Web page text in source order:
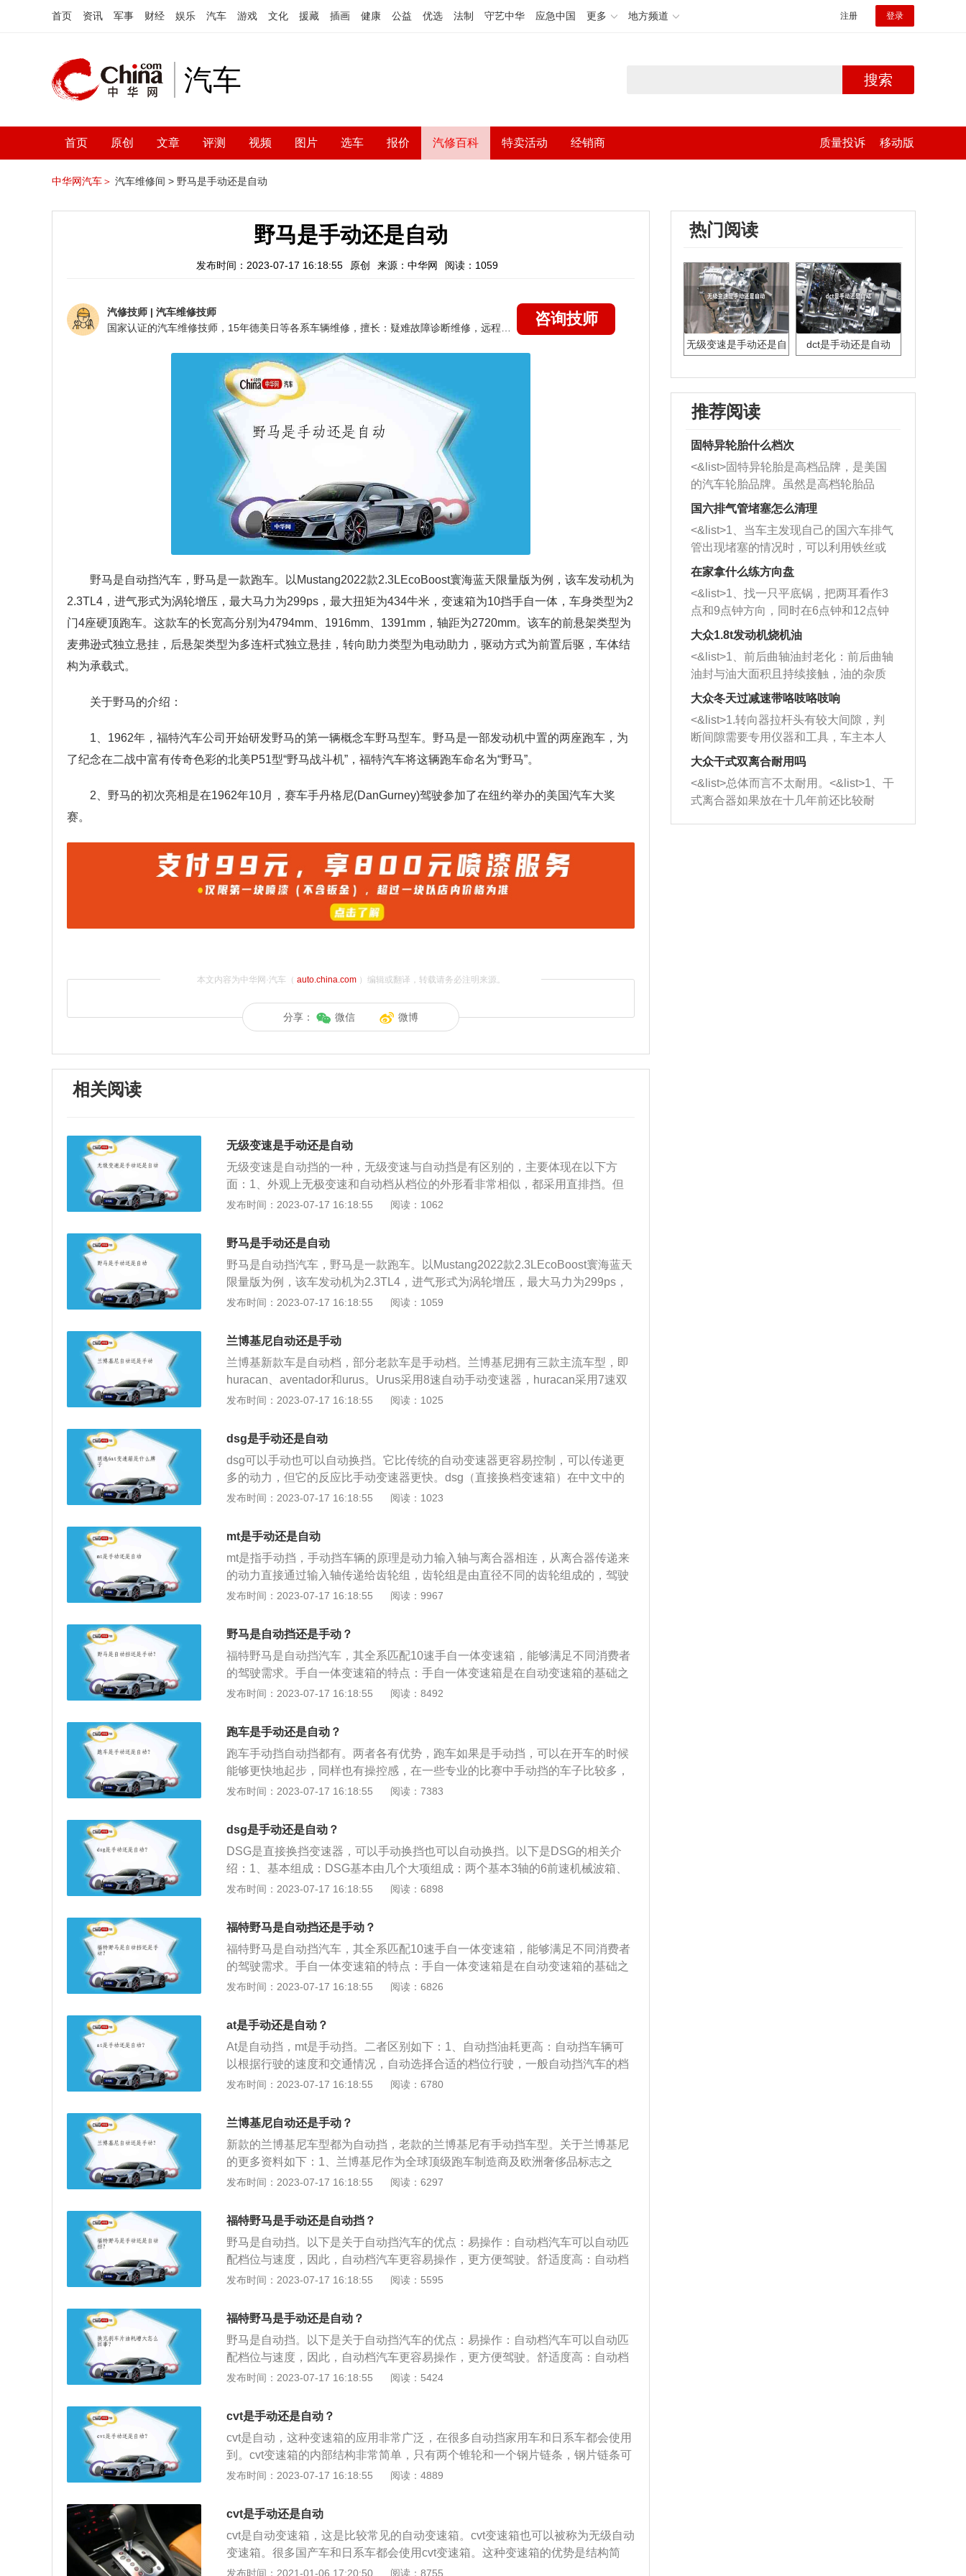
首页 资讯 军事 财经 娱乐 汽车 游戏 文化 援藏 插画 健康 公益 优选 法制 守艺中华 应急中国 更多 地方频道 注册 登录
汽车 搜索
首页 原创 文章 评测 视频 图片 选车 报价 汽修百科 特卖活动 经销商 质量投诉 移动版
中华网汽车＞ 汽车维修间 > 野马是手动还是自动
野马是手动还是自动
发布时间：2023-07-17 16:18:55 原创 来源：中华网 阅读：1059
汽修技师 | 汽车维修技师
咨询技师
野马是自动挡汽车，野马是一款跑车。以Mustang2022款2.3LEcoBoost寰海蓝天限量版为例，该车发动机为
2.3TL4，进气形式为涡轮增压，最大马力为299ps，最大扭矩为434牛米，变速箱为10挡手自一体，车身类型为2
门4座硬顶跑车。这款车的长宽高分别为4794mm、1916mm、1391mm，轴距为2720mm。该车的前悬架类型为
麦弗逊式独立悬挂，后悬架类型为多连杆式独立悬挂，转向助力类型为电动助力，驱动方式为前置后驱，车体结
构为承载式。
关于野马的介绍：
1、1962年，福特汽车公司开始研发野马的第一辆概念车野马型车。野马是一部发动机中置的两座跑车，为
了纪念在二战中富有传奇色彩的北美P51型“野马战斗机”，福特汽车将这辆跑车命名为“野马”。
2、野马的初次亮相是在1962年10月，赛车手丹格尼(DanGurney)驾驶参加了在纽约举办的美国汽车大奖
赛。
本文内容为中华网·汽车（ auto.china.com）编辑或翻译，转载请务必注明来源。
分享： 微信 微博
相关阅读
无级变速是手动还是自动
无级变速是自动挡的一种，无级变速与自动挡是有区别的，主要体现在以下方
面：1、外观上无极变速和自动档从档位的外形看非常相似，都采用直排挡。但
是，从内部就不难看出，它们最大的区别就在传动链上。目前普遍采用的手动档
齿轮组变速方式，因此能明显感觉到顿挫感。2、档位变化上自动档只是把手动
档的换档方向改成了直列运动，从运动方向上能实现自动运动，但仍然是由低速
到高度一级级的加减档。而无极变速，从外观上已经看不见档位的递增递减标
识，只能看到前进、倒退等方向性的区别。无级变速在高速超车，高速过弯均比
自动档平稳。3、结构构造上无级变速结构比传统变速器简单，体积更小，它既
两组变速轮盘，就能实现速比无级变化。
发布时间：2023-07-17 16:18:55 阅读：1062
野马是手动还是自动
野马是自动挡汽车，野马是一款跑车。以Mustang2022款2.3LEcoBoost寰海蓝天
限量版为例，该车发动机为2.3TL4，进气形式为涡轮增压，最大马力为299ps，
最大扭矩为434牛米，变速箱为10挡手自一体，车身类型为2门4座硬顶跑车。这
悬架类型为麦弗逊式独立悬挂，后悬架类型为多连杆式独立悬挂，转向助力类型
为电动助力，驱动方式为前置后驱，车体结构为承载式。关于野马的介绍：1、1
962年，福特汽车公司开始研发野马的第一辆概念车野马型车。野马是一部发动
机中置的两座跑车，为了纪念在二战中富有传奇色彩的北美P51型“野马战斗机”，
福特汽车将这辆跑车命名为“野马”。2、野马的初次亮相是在1962年10月，赛车
发布时间：2023-07-17 16:18:55 阅读：1059
兰博基尼自动还是手动
兰博基新款车是自动档，部分老款车是手动档。兰博基尼拥有三款主流车型，即
huracan、aventador和urus。Urus采用8速自动手动变速器，huracan采用7速双
离合器变速器aventador采用7速isr变速器。以下是关于兰博基尼的相关介绍：
合器，但是两个相邻齿轮由一个拨叉控制。该变速箱的拨叉是独立拨叉，可以缩
短换档时间。换挡由电液机构控制，电液机构还负责控制离合器的分离和结合，
换挡速度很快，能承受很大的扭矩；2、基本介绍：兰博基尼是一家意大利汽车
生产商，全球顶级跑车制造商及欧洲奢侈品标志之一，公司坐落于意大利圣亚加
塔波隆尼，由费鲁吉欧兰博基尼在1963年创立。
发布时间：2023-07-17 16:18:55 阅读：1025
dsg是手动还是自动
dsg可以手动也可以自动换挡。它比传统的自动变速器更容易控制，可以传递更
多的动力，但它的反应比手动变速器更快。dsg（直接换档变速箱）在中文中的
字面意思是直接换档变速箱。dsg不同于一般的半自动变速箱系统。它是基于手
传动是稳定的变速系统。大众于2002年在德国沃尔夫斯堡首次向世界展示了这一
技术创新。1、基本组成：dsg基本由几个大项组成：两个基本3轴的6前速机械波
箱、一个内含两套多瓣式离合片的电子液压离合器机构、一套波箱ECU。2、优
点：它比传统的自动变速器易干控制也能传递更多功率但又比手动变速器反应更
快，从本质上SMT是一款全自动电控离合的手动变速器。
发布时间：2023-07-17 16:18:55 阅读：1023
mt是手动还是自动
mt是指手动挡，手动挡车辆的原理是动力输入轴与离合器相连，从离合器传递来
的动力直接通过输入轴传递给齿轮组，齿轮组是由直径不同的齿轮组成的，驾驶
中的换挡也就是指换齿轮比。手动挡汽车起步的步骤是：1、上车坐好，启动汽
步完成。手动挡汽车起步的注意事项：1、离合器不能松太快，慢慢抬起来；2、
要发动机和传动轴连起后踩油门；3、在半联动时轻踩油门，后松开离合器；4、
起步前要松手刹。
发布时间：2023-07-17 16:18:55 阅读：9967
野马是自动挡还是手动？
福特野马是自动挡汽车，其全系匹配10速手自一体变速箱，能够满足不同消费者
的驾驶需求。手自一体变速箱的特点：手自一体变速箱是在自动变速箱的基础之
上，让用户可以人工增加、减少挡位的一种变速箱。不过为了避免对变速箱及汽
速箱的优势：相对于手动变速箱来讲，操作简单，发动机不会因为不及时减档而
超负荷，最大的好处是新手斜坡起步不会熄火，并且驾驶者可以根据自我喜好在
手动和自动档之间随意切换，增加驾驶乐趣。
发布时间：2023-07-17 16:18:55 阅读：8492
跑车是手动还是自动？
跑车手动挡自动挡都有。两者各有优势，跑车如果是手动挡，可以在开车的时候
能够更快地起步，同样也有操控感，在一些专业的比赛中手动挡的车子比较多，
可以更好的控制车速。自动挡的变速箱在开车的时候更简单，不用老是想着换
优点：跑车之所以称之为跑车就是因为它的车速比较快，而且汽车在起步的时候
反应更敏捷，且流较好，驾驶起来回头率较高。2、跑车的缺点：在舒适性上，
由于跑车追求车速，所以汽车会设计得比较低矮，这样在驾驶的时候可能会比较
靠后，体型比较大的人可能会不舒服。汽车的底盘比较低，过减速带的时候需要
格外小心。3、跑车分类：跑车的分类有很多种，按车身结构可分为轿跑、敞篷
发布时间：2023-07-17 16:18:55 阅读：7383
dsg是手动还是自动？
DSG是直接换挡变速器，可以手动换挡也可以自动换挡。以下是DSG的相关介
绍：1、基本组成：DSG基本由几个大项组成：两个基本3轴的6前速机械波箱、
一个内含两套多瓣式离合片的电子液压离合器机构、一套波箱ECU。2、优点：
从本质上SMT是一款全自动电控离合的手动变速器。
发布时间：2023-07-17 16:18:55 阅读：6898
福特野马是自动挡还是手动？
福特野马是自动挡汽车，其全系匹配10速手自一体变速箱，能够满足不同消费者
的驾驶需求。手自一体变速箱的特点：手自一体变速箱是在自动变速箱的基础之
上，让用户可以人工增加、减少挡位的一种变速箱。不过为了避免对变速箱及汽
速箱的优势：相对于手动变速箱来讲，操作简单，发动机不会因为不及时减档而
超负荷，最大的好处是新手斜坡起步不会熄火，并且驾驶者可以根据自我喜好在
手动和自动档之间随意切换，增加驾驶乐趣。
发布时间：2023-07-17 16:18:55 阅读：6826
at是手动还是自动？
At是自动挡，mt是手动挡。二者区别如下：1、自动挡油耗更高：自动挡车辆可
以根据行驶的速度和交通情况，自动选择合适的档位行驶，一般自动挡汽车的档
位有6个位置。采用自动变速箱的汽车比采用手动变速箱的汽车油耗高10%左
踏板和车速变化进行变速，驾驶员只需要操控加速踏板控制车速。手动变速箱则
需要驾驶员根据汽车驾驶的情况手动转化档位，使汽车适合当下的档位行驶。
发布时间：2023-07-17 16:18:55 阅读：6780
兰博基尼自动还是手动？
新款的兰博基尼车型都为自动挡，老款的兰博基尼有手动挡车型。关于兰博基尼
的更多资料如下：1、兰博基尼作为全球顶级跑车制造商及欧洲奢侈品标志之
一，拥有霸气的外表，兰博基尼一贯秉承将极致速度与时尚风格融为一体的品牌
一款全新的大尺寸概念SUV——URUS，其长宽高分别为4990/1990/1660mm，
比路虎揽胜还长了18毫米。3、兰博基尼URUS概念车搭载的是一台5.2LV10自然
吸气发动机，最大动力输出达到了584马力，与之匹配的是一款8速Tiptronic手自
一体式变速器。
发布时间：2023-07-17 16:18:55 阅读：6297
福特野马是手动还是自动挡？
野马是自动挡。以下是关于自动挡汽车的优点：易操作：自动档汽车可以自动匹
配档位与速度，因此，自动档汽车更容易操作，更方便驾驶。舒适度高：自动档
汽车驾车舒适度高，不用进行手动换挡，不需要手和脚的密切配合。在驾驶时可
安全系数高：自动档汽车各方面性能要求高，汽车动力装置、安全装置也都做工
优质，车速控制上也相对更容易，因此安全性较高。
发布时间：2023-07-17 16:18:55 阅读：5595
福特野马是手动还是自动？
野马是自动挡。以下是关于自动挡汽车的优点：易操作：自动档汽车可以自动匹
配档位与速度，因此，自动档汽车更容易操作，更方便驾驶。舒适度高：自动档
汽车驾车舒适度高，不用进行手动换挡，不需要手和脚的密切配合。在驾驶时可
安全系数高：自动档汽车各方面性能要求高，汽车动力装置、安全装置也都做工
优质，车速控制上也相对更容易，因此安全性较高。
发布时间：2023-07-17 16:18:55 阅读：5424
cvt是手动还是自动？
cvt是自动，这种变速箱的应用非常广泛，在很多自动挡家用车和日系车都会使用
到。cvt变速箱的内部结构非常简单，只有两个锥轮和一个钢片链条，钢片链条可
以在锥轮上移动，这样变速箱就可以变速、变扭。cvt变速箱可以在相当宽的范围
来适应汽车的各种速度，使发动机长时间工作在最佳工况，因此可以提高发动机
燃烧效率，燃油经济性相应得到提高。
发布时间：2023-07-17 16:18:55 阅读：4889
cvt是手动还是自动
cvt是自动变速箱，这是比较常见的自动变速箱。cvt变速箱也可以被称为无级自动
变速箱。很多国产车和日系车都会使用cvt变速箱。这种变速箱的优势是结构简
单，维护便宜，体积小，重量轻。cvt变速箱的内部只有两个锥轮和一个钢片链
发布时间：2021-01-06 17:20:50 阅读：8755
热门阅读
无级变速是手动还是自
dct是手动还是自动
推荐阅读
固特异轮胎什么档次
<&list>固特异轮胎是高档品牌，是美国
的汽车轮胎品牌。虽然是高档轮胎品
牌，但是中高低端的轮胎都有生产，这
也是为了更好的开拓市场。
国六排气管堵塞怎么清理
<&list>1、当车主发现自己的国六车排气
管出现堵塞的情况时，可以利用铁丝或
者是细棍，直接将杂物给取出来，如果
堵塞情况比较严重，也可以采取应急措
施。 <&list>2、直接利用木棍将所有的
杂物推到排气管里面的位置处，然后将
三元催化器拆解开，就可以将堵塞的东
西取出来。但如果是因为积碳过多引起
的堵塞，就需要将三元催化器泡在草酸
洗剂对堵塞的情况得到解决，将清洗剂
放在燃油箱中，与燃油混合后，车辆启
动时，就可以和汽油一起进入到燃烧
室，最后形成废气排出，就可以让三元
催化器得到清洗，排气管堵塞的情况就
能够得到解决。
在家拿什么练方向盘
<&list>1、找一只平底锅，把两耳看作3
点和9点钟方向，同时在6点钟和12点钟
方向做一个标记。 <&list>2、双手握住
一圈半的练习，往右同样也要打相同的
圈数。 <&list>3、最后强调要反复练
习，这样就可以形成肌肉记忆，在真实
驾驶车辆时，不需要记忆也能打好方
向。
大众1.8t发动机烧机油
<&list>1、前后曲轴油封老化：前后曲轴
油封与油大面积且持续接触，油的杂质
和发动机内持续温度变化使其密封效果
逐渐减弱，导致渗油或漏油。<&list>2、
活塞间隙过大：积碳会使活塞环与缸体
的间隙扩大，导致机油流入燃烧室中，
造成烧机油。<&list>3、机油粘度。使用
机油粘度过小的话，同样会有烧机油现
象，机油粘度过小具有很好的流动性，
大众冬天过减速带咯吱咯吱响
<&list>1.转向器拉杆头有较大间隙，判
断间隙需要专用仪器和工具，车主本人
无法制作，需要将车辆送到修理厂或4s
店；<&list>2.车辆半轴套管防尘罩破
裂，破裂后会出现漏油现象，使半轴磨
损严重，磨损的半轴容易损坏，产生异
响；<&list>3.稳定器的转向胶套和球头
大众干式双离合耐用吗
<&list>总体而言不太耐用。<&list>1、干
式离合器如果放在十几年前还比较耐